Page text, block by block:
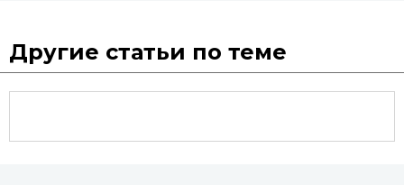
Другие статьи по теме